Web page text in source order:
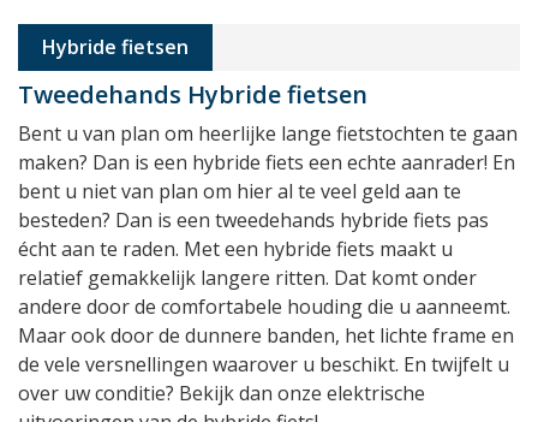
Hybride fietsen
Tweedehands Hybride fietsen
Bent u van plan om heerlijke lange fietstochten te gaan
maken? Dan is een hybride fiets een echte aanrader! En
bent u niet van plan om hier al te veel geld aan te
besteden? Dan is een tweedehands hybride fiets pas
écht aan te raden. Met een hybride fiets maakt u
relatief gemakkelijk langere ritten. Dat komt onder
andere door de comfortabele houding die u aanneemt.
Maar ook door de dunnere banden, het lichte frame en
de vele versnellingen waarover u beschikt. En twijfelt u
over uw conditie? Bekijk dan onze elektrische